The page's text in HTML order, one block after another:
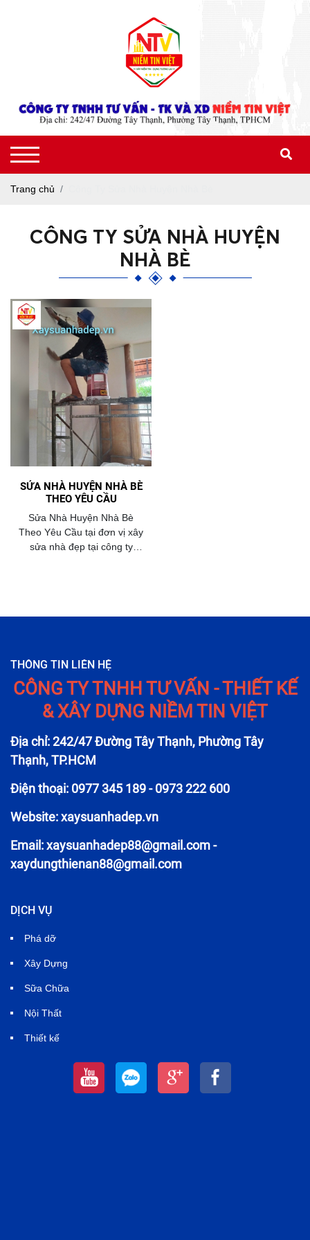
Trang chủ
CÔNG TY SỬA NHÀ HUYỆN
NHÀ BÈ
SỬA NHÀ HUYỆN NHÀ BÈ
THEO YÊU CẦU
Sửa Nhà Huyện Nhà Bè
Theo Yêu Cầu tại đơn vị xây
sửa nhà đẹp tại công ty
THÔNG TIN LIÊN HỆ
CÔNG TY TNHH TƯ VẤN - THIẾT KẾ
& XÂY DỰNG NIỀM TIN VIỆT
Địa chỉ: 242/47 Đường Tây Thạnh, Phường Tây
Thạnh, TP.HCM
Điện thoại: 0977 345 189 - 0973 222 600
Website: xaysuanhadep.vn
Email:xaysuanhadep88@gmail.com-
xaydungthienan88@gmail.com
DỊCH VỤ
Phá dỡ
Xây Dựng
Sữa Chữa
Nội Thất
Thiết kế